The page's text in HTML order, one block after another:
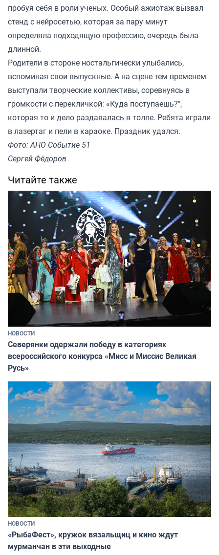
пробуя себя в роли ученых. Особый ажиотаж вызвал
стенд с нейросетью, которая за пару минут
определяла подходящую профессию, очередь была
длинной.
Родители в стороне ностальгически улыбались,
вспоминая свои выпускные. А на сцене тем временем
выступали творческие коллективы, соревнуясь в
громкости с перекличкой: «Куда поступаешь?",
которая то и дело раздавалась в толпе. Ребята играли
в лазертаг и пели в караоке. Праздник удался.
Фото: АНО Событие 51
Сергей Фёдоров
Читайте также
НОВОСТИ
Северянки одержали победу в категориях
всероссийского конкурса «Мисс и Миссис Великая
Русь»
НОВОСТИ
«РыбаФест», кружок вязальщиц и кино ждут
мурманчан в эти выходные